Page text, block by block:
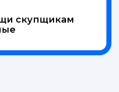
скупщикам